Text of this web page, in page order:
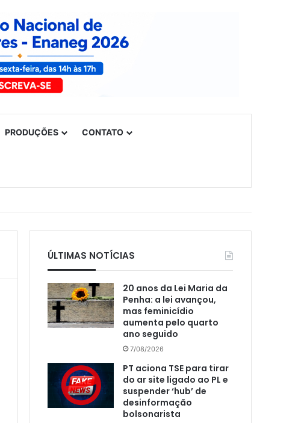
PRODUÇÕES CONTATO
ÚLTIMAS NOTÍCIAS
20 anos da Lei Maria da
Penha: a lei avançou,
mas feminicídio
aumenta pelo quarto
ano seguido
7/08/2026
PT aciona TSE para tirar
do ar site ligado ao PL e
suspender ‘hub’ de
desinformação
bolsonarista